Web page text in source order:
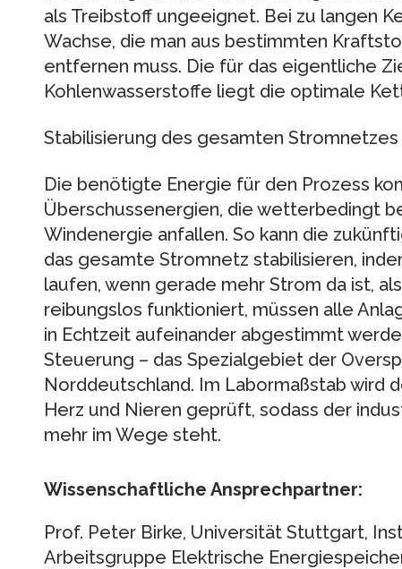
als Treibstoff ungeeignet. Bei zu langen
Wachse, die man aus bestimmten
entfernen muss. Die für das eigentliche
Kohlenwasserstoffe liegt die optimale
Stabilisierung des gesamten Stromnetzes
Die benötigte Energie für den Prozess
Überschussenergien, die wetterbedingt
Windenergie anfallen. So kann die
das gesamte Stromnetz stabilisieren,
laufen, wenn gerade mehr Strom da ist,
reibungslos funktioniert, müssen alle
in Echtzeit aufeinander abgestimmt
Steuerung – das Spezialgebiet der
Norddeutschland. Im Labormaßstab wird
Herz und Nieren geprüft, sodass der
mehr im Wege steht.
Wissenschaftliche Ansprechpartner:
Prof. Peter Birke, Universität Stuttgart,
Arbeitsgruppe Elektrische